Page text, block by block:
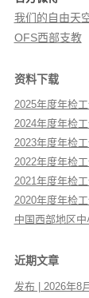
我们的自由天
OFS西部支教
资料下载
2025年度年检
2024年度年检
2023年度年检
2022年度年检
2021年度年检
2020年度年检
中国西部地区
近期文章
发布 | 2026年8